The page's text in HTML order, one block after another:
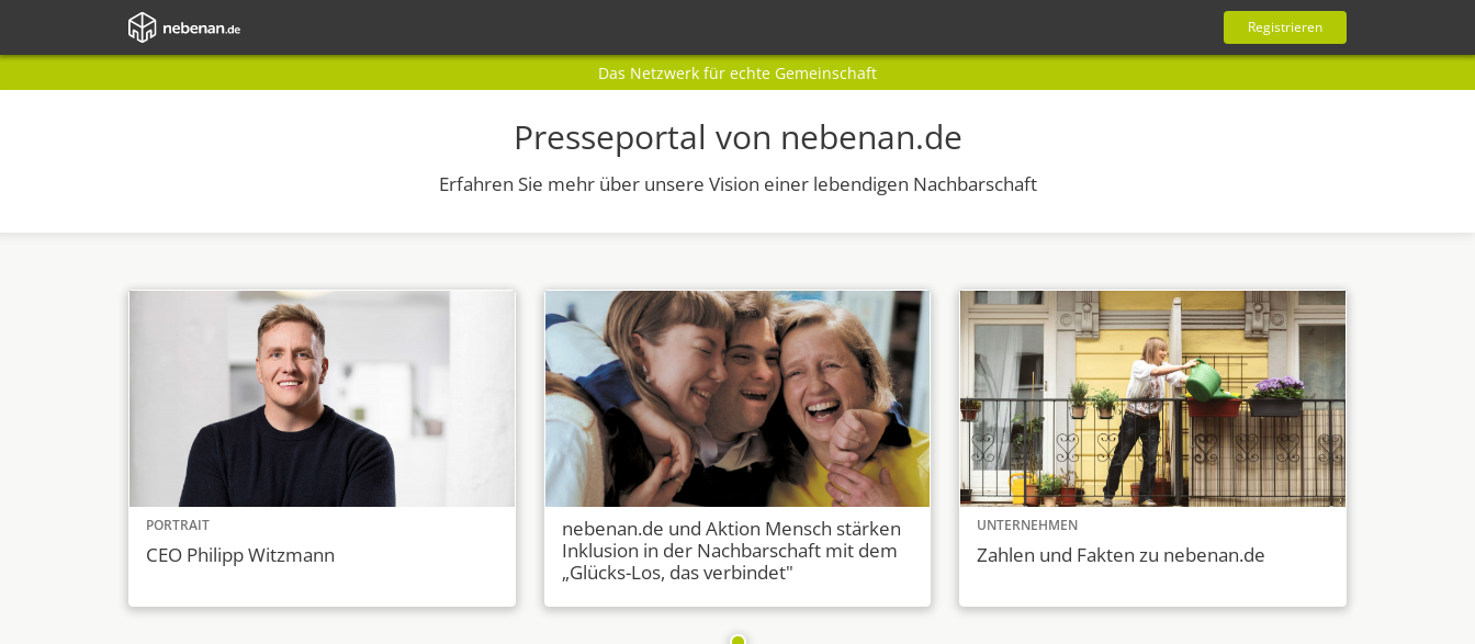
Registrieren
Das Netzwerk für echte Gemeinschaft
Presseportal von nebenan.de
Erfahren Sie mehr über unsere Vision einer lebendigen Nachbarschaft
PORTRAIT
CEO Philipp Witzmann
nebenan.de und Aktion Mensch stärken
Inklusion in der Nachbarschaft mit dem
„Glücks-Los, das verbindet"
UNTERNEHMEN
Zahlen und Fakten zu nebenan.de